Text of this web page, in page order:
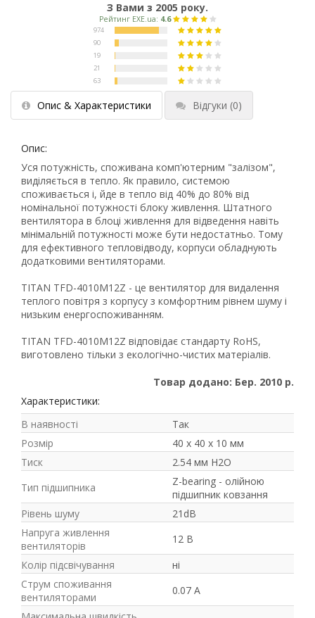
З Вами з 2005 року.
Рейтинг EXE.ua:4.6
Опис & Характеристики Відгуки (0)
Опис:
Уся потужність, споживана комп'ютерним "залізом",
виділяється в тепло. Як правило, системою
споживається і, йде в тепло від 40% до 80% від
номінальної потужності блоку живлення. Штатного
вентилятора в блоці живлення для відведення навіть
мінімальній потужності може бути недостатньо. Тому
для ефективного тепловідводу, корпуси обладнують
додатковими вентиляторами.
TITAN TFD-4010M12Z - це вентилятор для видалення
теплого повітря з корпусу з комфортним рівнем шуму і
низьким енергоспоживанням.
TITAN TFD-4010M12Z відповідає стандарту RoHS,
виготовлено тільки з екологічно-чистих матеріалів.
Товар додано: Бер. 2010 р.
Характеристики:
В наявності
Так
Розмір
40 х 40 х 10 мм
Тиск
2.54 мм H2O
Тип підшипника
Z-bearing - олійною
підшипник ковзання
Рівень шуму
21dB
Напруга живлення
вентиляторів
12 В
Колір підсвічування
ні
Струм споживання
вентиляторами
0.07 А